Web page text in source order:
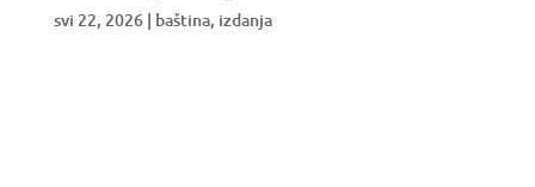
svi 22, 2026| baština, izdanja